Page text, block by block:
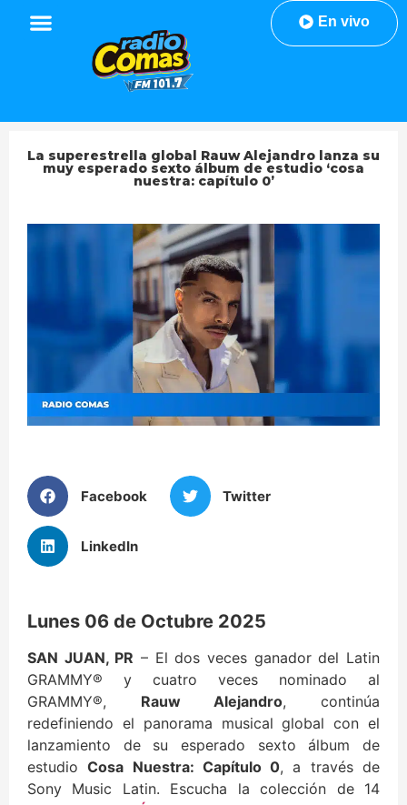
En vivo
La superestrella global Rauw Alejandro lanza su
muy esperado sexto álbum de estudio ‘cosa
nuestra: capítulo 0’
Facebook Twitter
LinkedIn
Lunes 06 de Octubre 2025
SAN JUAN, PR – El dos veces ganador del Latin
GRAMMY® y cuatro veces nominado al
GRAMMY®, Rauw Alejandro, continúa
redefiniendo el panorama musical global con el
lanzamiento de su esperado sexto álbum de
estudioCosa Nuestra: Capítulo 0, a través de
Sony Music Latin. Escucha la colección de 14